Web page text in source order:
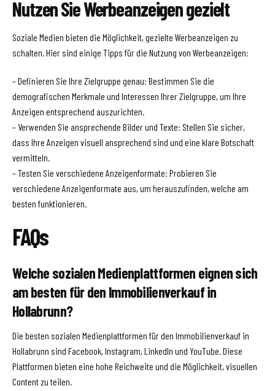
Nutzen Sie Werbeanzeigen gezielt
Soziale Medien bieten die Möglichkeit, gezielte Werbeanzeigen zu
schalten. Hier sind einige Tipps für die Nutzung von Werbeanzeigen:
– Definieren Sie Ihre Zielgruppe genau: Bestimmen Sie die
demografischen Merkmale und Interessen Ihrer Zielgruppe, um Ihre
Anzeigen entsprechend auszurichten.
– Verwenden Sie ansprechende Bilder und Texte: Stellen Sie sicher,
dass Ihre Anzeigen visuell ansprechend sind und eine klare Botschaft
vermitteln.
– Testen Sie verschiedene Anzeigenformate: Probieren Sie
verschiedene Anzeigenformate aus, um herauszufinden, welche am
besten funktionieren.
FAQs
Welche sozialen Medienplattformen eignen sich
am besten für den Immobilienverkauf in
Hollabrunn?
Die besten sozialen Medienplattformen für den Immobilienverkauf in
Hollabrunn sind Facebook, Instagram, LinkedIn und YouTube. Diese
Plattformen bieten eine hohe Reichweite und die Möglichkeit, visuellen
Content zu teilen.